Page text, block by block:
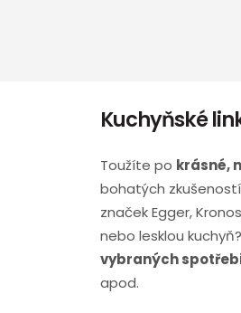
Kuchyňské
Toužíte po krásné,
bohatých
značek Egger,
nebo lesklou
vybraných
apod.